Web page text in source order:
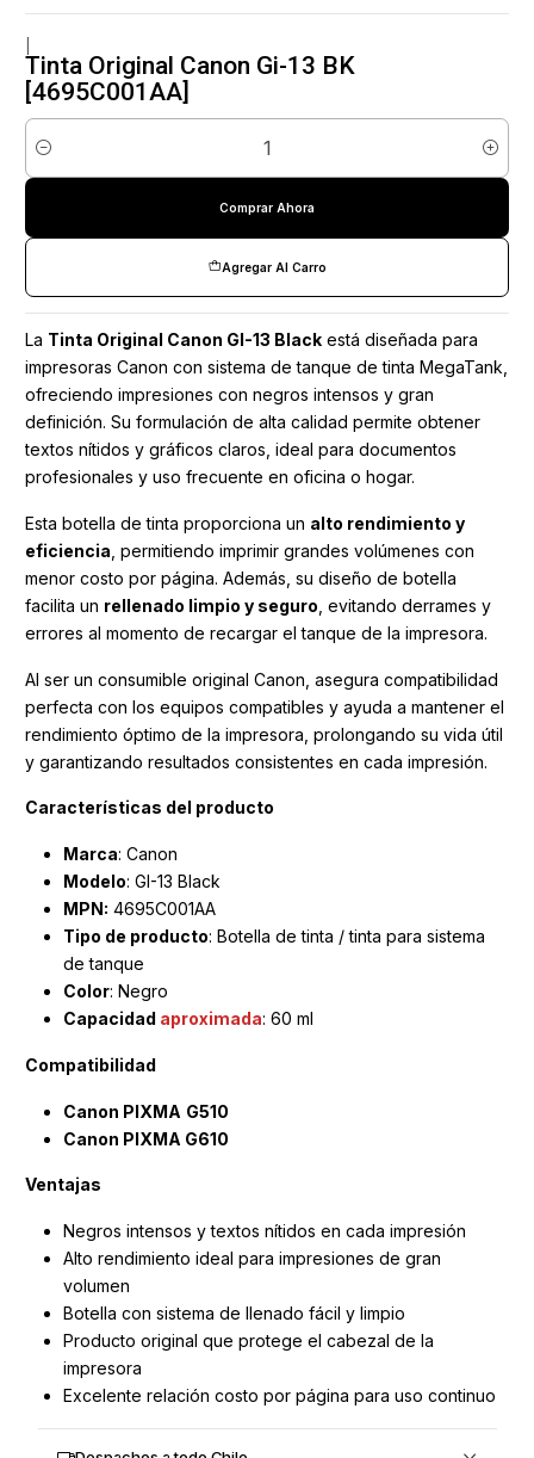
Tinta Original Canon Gi-13 BK
[4695C001AA]
Cantidad
Agregar Al Carro
Comprar Ahora
La Tinta Original Canon GI-13 Black está diseñada para
impresoras Canon con sistema de tanque de tinta MegaTank,
ofreciendo impresiones con negros intensos y gran
definición. Su formulación de alta calidad permite obtener
textos nítidos y gráficos claros, ideal para documentos
profesionales y uso frecuente en oficina o hogar.
Esta botella de tinta proporciona un alto rendimiento y
eficiencia , permitiendo imprimir grandes volúmenes con
menor costo por página. Además, su diseño de botella
facilita un rellenado limpio y seguro , evitando derrames y
errores al momento de recargar el tanque de la impresora.
Al ser un consumible original Canon, asegura compatibilidad
perfecta con los equipos compatibles y ayuda a mantener el
rendimiento óptimo de la impresora, prolongando su vida útil
y garantizando resultados consistentes en cada impresión.
Características del producto
Marca: Canon
Modelo: GI-13 Black
MPN: 4695C001AA
Tipo de producto: Botella de tinta / tinta para sistema
de tanque
Color: Negro
Capacidad aproximada: 60 ml
Compatibilidad
Canon PIXMA G510
Canon PIXMA G610
Ventajas
Negros intensos y textos nítidos en cada impresión
Alto rendimiento ideal para impresiones de gran
volumen
Botella con sistema de llenado fácil y limpio
Producto original que protege el cabezal de la
impresora
Excelente relación costo por página para uso continuo